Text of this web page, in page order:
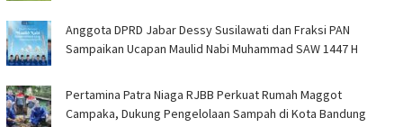
Anggota DPRD Jabar Dessy Susilawati dan Fraksi PAN
Sampaikan Ucapan Maulid Nabi Muhammad SAW 1447 H
Pertamina Patra Niaga RJBB Perkuat Rumah Maggot
Campaka, Dukung Pengelolaan Sampah di Kota Bandung